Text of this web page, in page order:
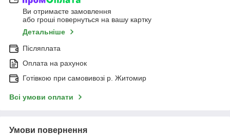
Ви отримаєте замовлення
або гроші повернуться на вашу картку
Детальніше
Післяплата
Оплата на рахунок
Готівкою при самовивозі р. Житомир
Всі умови оплати
Умови повернення